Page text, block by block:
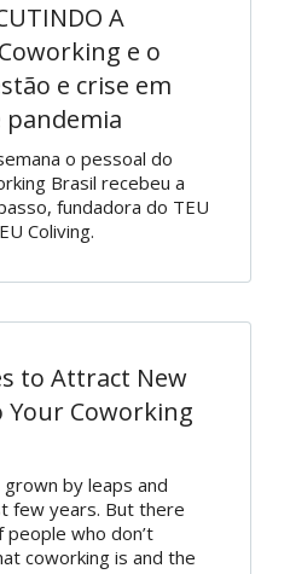
A
e o
e crise em
o pessoal do
Brasil recebeu a
fundadora do TEU
Coliving.
to Attract New
Your Coworking
by leaps and
few years. But there
who don’t
coworking is and the